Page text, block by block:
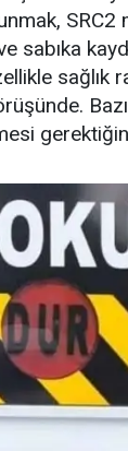
sağlık